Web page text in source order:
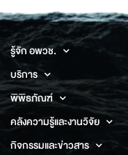
รู้จัก อพวช.
บริการ
พิพิธภัณฑ์
คลังความรู้และงานวิจัย
กิจกรรมและข่าวสาร